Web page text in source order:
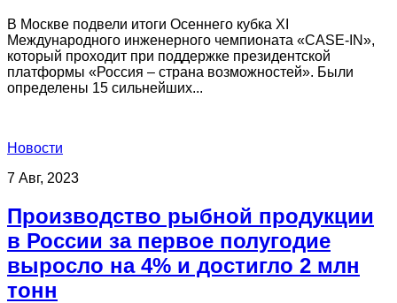
В Москве подвели итоги Осеннего кубка XI
Международного инженерного чемпионата «CASE-IN»,
который проходит при поддержке президентской
платформы «Россия – страна возможностей». Были
определены 15 сильнейших...
Новости
7 Авг, 2023
Производство рыбной продукции
в России за первое полугодие
выросло на 4% и достигло 2 млн
тонн